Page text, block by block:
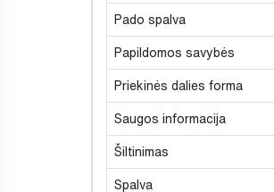
Pado spalva
Papildomos savybės
Priekinės dalies forma
Saugos informacija
Šiltinimas
Spalva